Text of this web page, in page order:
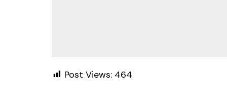
Post Views: 464